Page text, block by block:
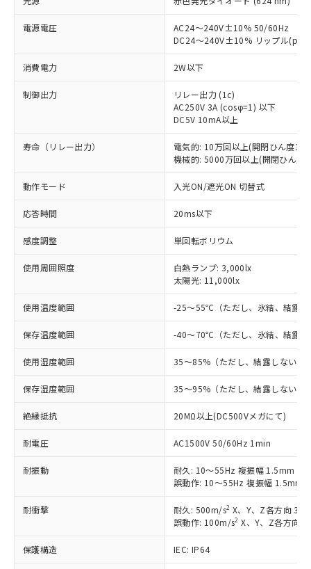
電源電圧
AC24～240V±10% 50/60Hz
DC24～240V±10% リップル(p-
消費電力 2W以下
制御出力
リレー出力 (1c)
AC250V 3A (cosφ=1) 以下
DC5V 10mA以上
寿命（リレー出力）
電気的: 10万回以上(開閉ひん度
機械的: 5000万回以上(開閉ひん度
動作モード 入光ON/遮光ON 切替式
応答時間 20ms以下
感度調整 単回転ボリウム
使用周囲照度
白熱ランプ: 3,000lx
太陽光: 11,000lx
使用温度範囲 -25～55℃（ただし、氷結、結露し
保存温度範囲 -40～70℃（ただし、氷結、結露し
使用湿度範囲 35～85%（ただし、結露しないこ
保存湿度範囲 35～95%（ただし、結露しないこ
絶縁抵抗 20MΩ以上(DC500Vメガにて)
耐電圧 AC1500V 50/60Hz 1min
耐振動
耐久: 10～55Hz 複振幅 1.5mm X
誤動作: 10～55Hz 複振幅 1.5mm
耐衝撃 耐久: 500m/s2 X、Y、Z各方向 3回
誤動作: 100m/s2 X、Y、Z各方向 3
保護構造 IEC: IP64
ご利用条件
以下の条件をお読みいただき、同意のうえ
本サービスは、当社制御機器事業取扱
商品の当社在庫状況および標準価格
(税抜)を提供させていただくもので
当社制御機器事業取扱商品の中には、
本サービスの対象外となる商品もある
ことをご了承ください。
在庫状況および標準価格照会結果は、
記載している更新日時点での社内デー
タに基づき作成されるものであり、閲
覧された時点での実際の在庫および標
準価格とは異なる場合があることをご
対応済み：EU RoHS指令（10物質）の
非含有に対応した製品が提供可能な商品で
対応予定：EU RoHS指令（10物質）の非含
有に対応した製品に切り替える予定のある
商品です。
対応予定なし：EU RoHS指令（10物質）の
非含有に非対応の商品で、対応品を出す予
調査・確認中：EU RoHS指令（10物質）の
非含有の対応状況を調査中または確認中の
商品です。
非該当品：ライセンス料など無形物で、有
害物質有無と関係のない商品です。
仕入先様の事情により、非含有部品として
いたものが、含有品と判明した場合などや
むを得ず変更することがあります。
鉛(Pb) 1000ppm以下、 水銀(Hg) 1000ppm以下、 カド
ミウム(Cd) 100ppm以下、
六価クロム(Cr(Ⅵ)) 1000ppm以下、ポリ臭化ビフェニル
類(PBB) 1000ppm以下、ポリ臭化ジフェニルエーテル類
※1 中国RoHS○×表
「○」：最大均質材料含有率が中国RoHSの
基準値以下であることを示します。
「×」：最大均質材料含有率が中国RoHSの
基準値を超えていることを示します。
「－」：未確認です。当社販売部門へお問
*中国RoHS10物質の基準値 (GB/T26572)：
Pb(鉛) :1000ppm、 Hg(水銀) : 1000ppm、 Cd(カドミウ
ム) : 100ppm、
当社は、これら貴社製品のうち、外国
為替および外国貿易法に定める商品
（以下｢規制貨物等」という）を輸出
または国外への提供する場合は、日本
可)を取得するなどの必要な手続きを